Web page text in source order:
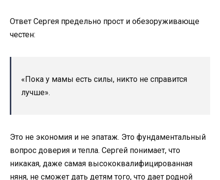
Ответ Сергея предельно прост и обезоруживающе
честен:
«Пока у мамы есть силы, никто не справится
лучше».
Это не экономия и не эпатаж. Это фундаментальный
вопрос доверия и тепла. Сергей понимает, что
никакая, даже самая высококвалифицированная
няня, не сможет дать детям того, что дает родной